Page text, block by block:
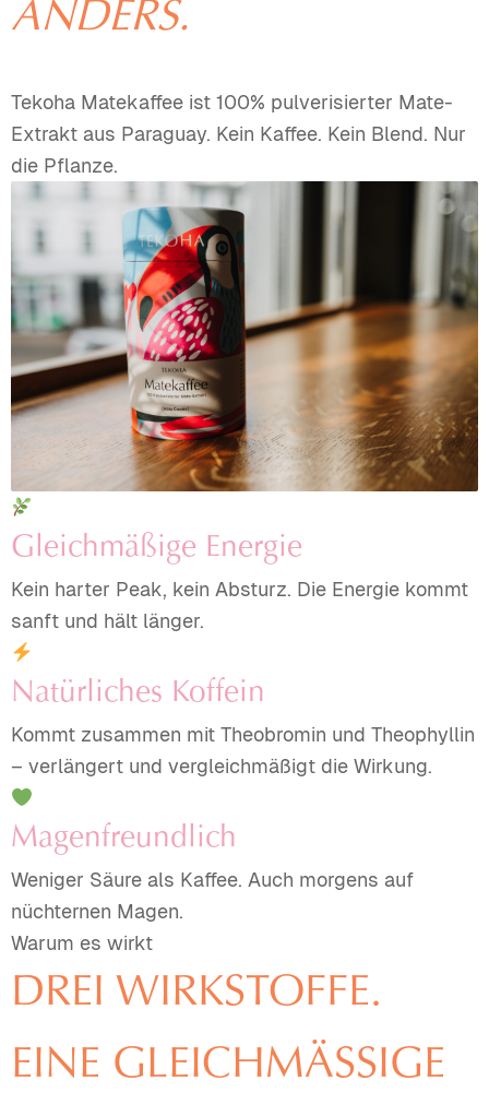
ANDERS.
Tekoha Matekaffee ist 100% pulverisierter Mate-
Extrakt aus Paraguay. Kein Kaffee. Kein Blend. Nur
die Pflanze.
Gleichmäßige Energie
Kein harter Peak, kein Absturz. Die Energie kommt
sanft und hält länger.
Natürliches Koffein
Kommt zusammen mit Theobromin und Theophyllin
– verlängert und vergleichmäßigt die Wirkung.
Magenfreundlich
Weniger Säure als Kaffee. Auch morgens auf
nüchternen Magen.
Warum es wirkt
DREI WIRKSTOFFE.
EINE GLEICHMÄSSIGE E